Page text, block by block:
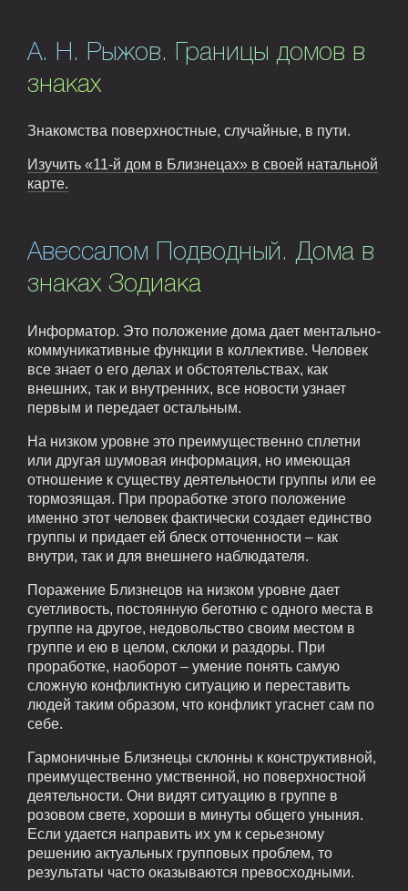
А. Н. Рыжов. Границы домов в
знаках
Знакомства поверхностные, случайные, в пути.
Изучить «11-й дом в Близнецах» в своей натальной
карте.
Авессалом Подводный. Дома в
знаках Зодиака
Информатор. Это положение дома дает ментально-
коммуникативные функции в коллективе. Человек
все знает о его делах и обстоятельствах, как
внешних, так и внутренних, все новости узнает
первым и передает остальным.
На низком уровне это преимущественно сплетни
или другая шумовая информация, но имеющая
отношение к существу деятельности группы или ее
тормозящая. При проработке этого положение
именно этот человек фактически создает единство
группы и придает ей блеск отточенности – как
внутри, так и для внешнего наблюдателя.
Поражение Близнецов на низком уровне дает
суетливость, постоянную беготню с одного места в
группе на другое, недовольство своим местом в
группе и ею в целом, склоки и раздоры. При
проработке, наоборот – умение понять самую
сложную конфликтную ситуацию и переставить
людей таким образом, что конфликт угаснет сам по
себе.
Гармоничные Близнецы склонны к конструктивной,
преимущественно умственной, но поверхностной
деятельности. Они видят ситуацию в группе в
розовом свете, хороши в минуты общего уныния.
Если удается направить их ум к серьезному
решению актуальных групповых проблем, то
результаты часто оказываются превосходными.